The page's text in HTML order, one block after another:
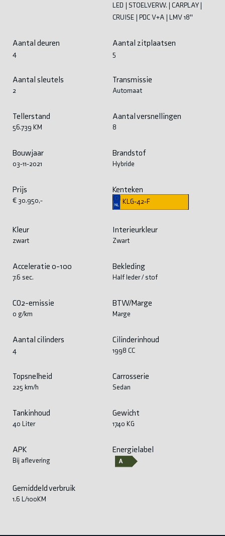
LED | STOELVERW. | CARPLAY |
CRUISE | PDC V+A | LMV 18''
Aantal deuren
4
Aantal zitplaatsen
5
Aantal sleutels
2
Transmissie
Automaat
Tellerstand
56.739 KM
Aantal versnellingen
8
Bouwjaar
03-11-2021
Brandstof
Hybride
Prijs
€ 30.950,-
Kenteken
KLG-42-F
Kleur
zwart
Interieurkleur
Zwart
Acceleratie 0-100
7.6 sec.
Bekleding
Half leder / stof
CO2-emissie
0 g/km
BTW/Marge
Marge
Aantal cilinders
4
Cilinderinhoud
1998 CC
Topsnelheid
225 km/h
Carrosserie
Sedan
Tankinhoud
40 Liter
Gewicht
1740 KG
APK
Bij aflevering
Energielabel
Gemiddeld verbruik
1.6 L/100KM